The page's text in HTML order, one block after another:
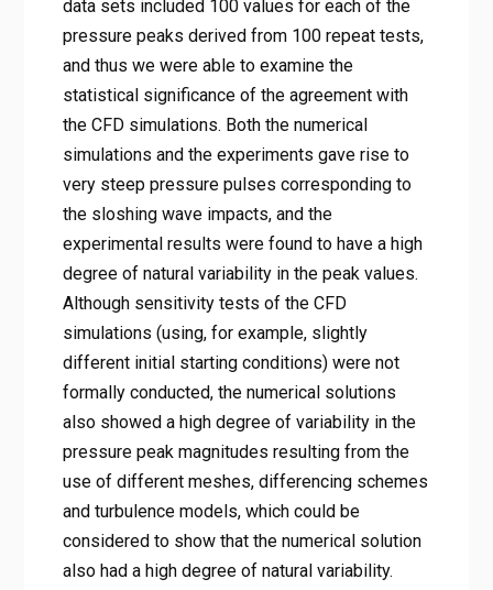
data sets included 100 values for each of the
pressure peaks derived from 100 repeat tests,
and thus we were able to examine the
statistical significance of the agreement with
the CFD simulations. Both the numerical
simulations and the experiments gave rise to
very steep pressure pulses corresponding to
the sloshing wave impacts, and the
experimental results were found to have a high
degree of natural variability in the peak values.
Although sensitivity tests of the CFD
simulations (using, for example, slightly
different initial starting conditions) were not
formally conducted, the numerical solutions
also showed a high degree of variability in the
pressure peak magnitudes resulting from the
use of different meshes, differencing schemes
and turbulence models, which could be
considered to show that the numerical solution
also had a high degree of natural variability.